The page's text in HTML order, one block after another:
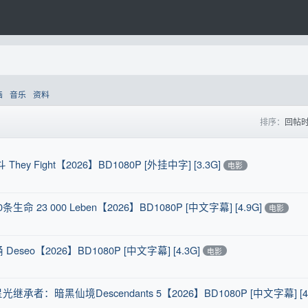
音乐 资料
排序： 回帖
Fight【2026】BD1080P [外挂中字] [3.3G] 电影
生命 23 000 Leben【2026】BD1080P [中文字幕] [4.9G] 电影
【2026】BD1080P [中文字幕] [4.3G] 电影
继承者：暗黑仙境Descendants 5【2026】BD1080P [中文字幕]